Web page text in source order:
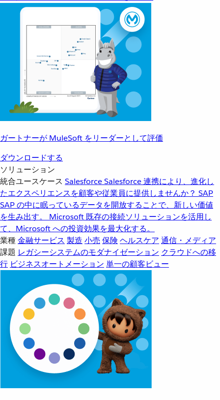
ガートナーが MuleSoft をリーダーとして評価
ダウンロードする
ソリューション
統合ユースケース SalesforceSalesforce 連携により、進化し
たエクスペリエンスを顧客や従業員に提供しませんか？ SAP
SAP の中に眠っているデータを開放することで、新しい価値
を生み出す。
Microsoft 既存の接続ソリューションを活用し
て、Microsoft への投資効果を最大化する。
業種金融サービス 製造 小売 保険 ヘルスケア 通信・メディア
課題 レガシーシステムのモダナイゼーション クラウドへの移
行 ビジネスオートメーション 単一の顧客ビュー